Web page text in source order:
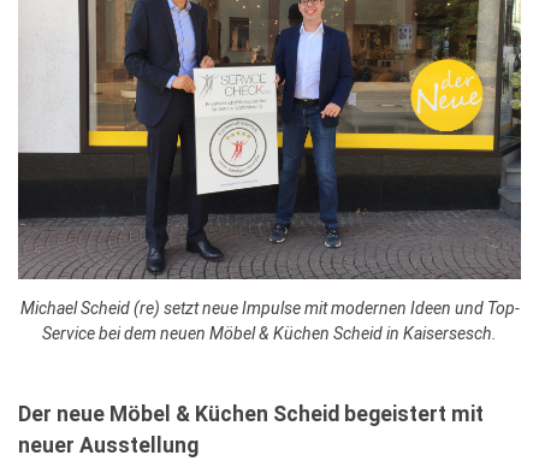
Michael Scheid (re) setzt neue Impulse mit modernen Ideen und Top-
Service bei dem neuen Möbel & Küchen Scheid in Kaisersesch.
Der neue Möbel & Küchen Scheid begeistert mit
neuer Ausstellung